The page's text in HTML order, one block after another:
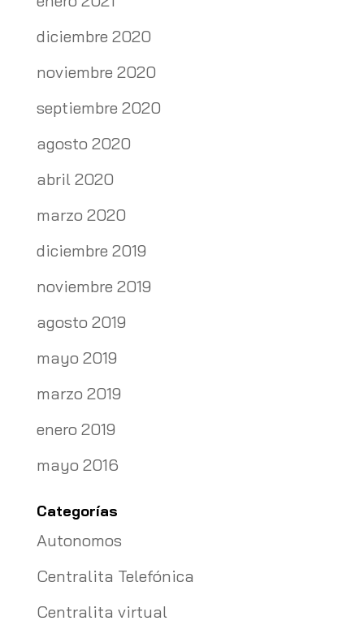
diciembre 2020
noviembre 2020
septiembre 2020
agosto 2020
abril 2020
marzo 2020
diciembre 2019
noviembre 2019
agosto 2019
mayo 2019
marzo 2019
enero 2019
mayo 2016
Categorías
Autonomos
Centralita Telefónica
Centralita virtual